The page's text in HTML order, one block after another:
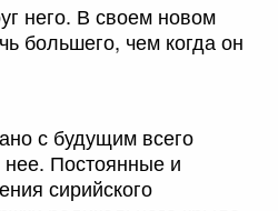
него. В своем новом
большего, чем когда он
с будущим всего
нее. Постоянные и
сирийского